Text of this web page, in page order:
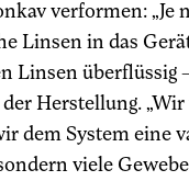
verformen:
Linsen in das
Linsen überflüssig
Herstellung.
dem System eine
viele